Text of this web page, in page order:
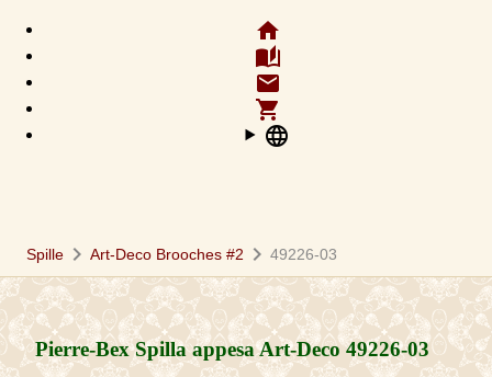
home
auto_stories
email
shopping_cart
language
Spille chevron_right Art-Deco Brooches #2 chevron_right 49226-03
Pierre-Bex Spilla appesa Art-Deco49226-03